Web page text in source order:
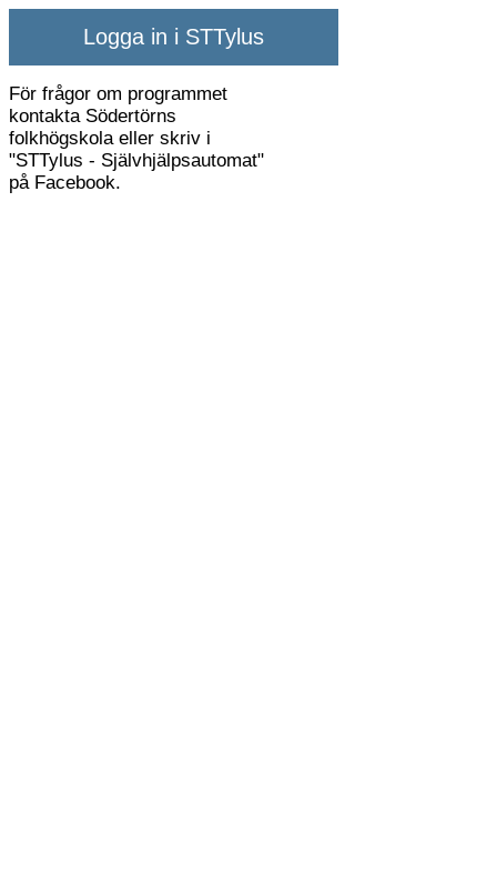
Logga in i STTylus
För frågor om programmet
kontakta Södertörns
folkhögskola eller skriv i
"STTylus - Självhjälpsautomat"
på Facebook.